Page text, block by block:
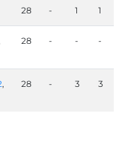
28 - 1 1
28 - - -
,
28 - 3 3